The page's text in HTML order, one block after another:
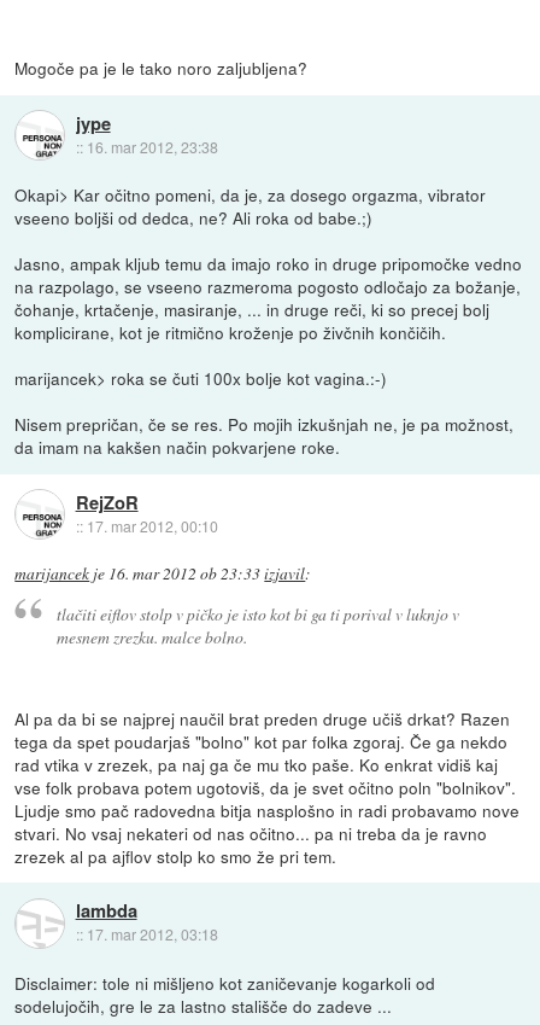
Mogoče pa je le tako noro zaljubljena?
jype
:: 16. mar 2012, 23:38
Okapi> Kar očitno pomeni, da je, za dosego orgazma, vibrator
vseeno boljši od dedca, ne? Ali roka od babe.;)
Jasno, ampak kljub temu da imajo roko in druge pripomočke vedno
na razpolago, se vseeno razmeroma pogosto odločajo za božanje,
čohanje, krtačenje, masiranje, ... in druge reči, ki so precej bolj
komplicirane, kot je ritmično kroženje po živčnih končičih.
marijancek> roka se čuti 100x bolje kot vagina.:-)
Nisem prepričan, če se res. Po mojih izkušnjah ne, je pa možnost,
da imam na kakšen način pokvarjene roke.
RejZoR
:: 17. mar 2012, 00:10
marijancek je 16. mar 2012 ob 23:33izjavil:
tlačiti eiflov stolp v pičko je isto kot bi ga ti porival v luknjo v
mesnem zrezku. malce bolno.
Al pa da bi se najprej naučil brat preden druge učiš drkat? Razen
tega da spet poudarjaš "bolno" kot par folka zgoraj. Če ga nekdo
rad vtika v zrezek, pa naj ga če mu tko paše. Ko enkrat vidiš kaj
vse folk probava potem ugotoviš, da je svet očitno poln "bolnikov".
Ljudje smo pač radovedna bitja nasplošno in radi probavamo nove
stvari. No vsaj nekateri od nas očitno... pa ni treba da je ravno
zrezek al pa ajflov stolp ko smo že pri tem.
lambda
:: 17. mar 2012, 03:18
Disclaimer: tole ni mišljeno kot zaničevanje kogarkoli od
sodelujočih, gre le za lastno stališče do zadeve ...